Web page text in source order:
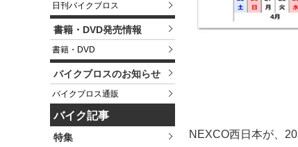
日刊バイクブロス
書籍・DVD発売情報
書籍・DVD
バイクブロスのお知らせ
バイクブロス通販
バイク記事
特集
NEXCO西日本が、